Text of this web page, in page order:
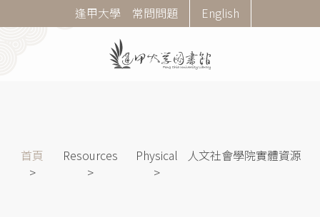
至
Corner
Menu
逢甲大學 常問問題 English
導首頁 Resources Physical 人文社會學院實體資源